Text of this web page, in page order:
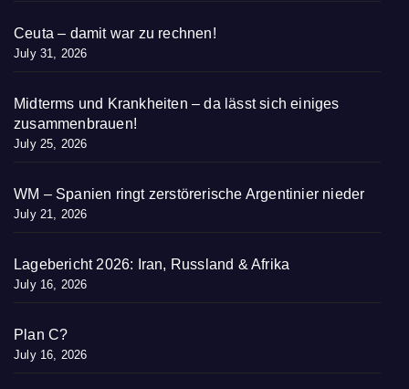
Ceuta – damit war zu rechnen!
July 31, 2026
Midterms und Krankheiten – da lässt sich einiges
zusammenbrauen!
July 25, 2026
WM – Spanien ringt zerstörerische Argentinier nieder
July 21, 2026
Lagebericht 2026: Iran, Russland & Afrika
July 16, 2026
Plan C?
July 16, 2026